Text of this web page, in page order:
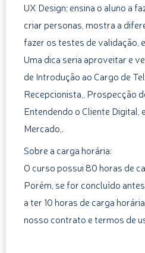
UX Design; ensina o aluno a
criar personas, mostra a
fazer os testes de validação,
Uma dica seria aproveitar e
de Introdução ao Cargo de
Recepcionista,, Prospecção
Entendendo o Cliente Digital,
Mercado,.
Sobre a carga horária:
O curso possui 80 horas de
Porém, se for concluído
a ter 10 horas de carga
nosso contrato e termos de